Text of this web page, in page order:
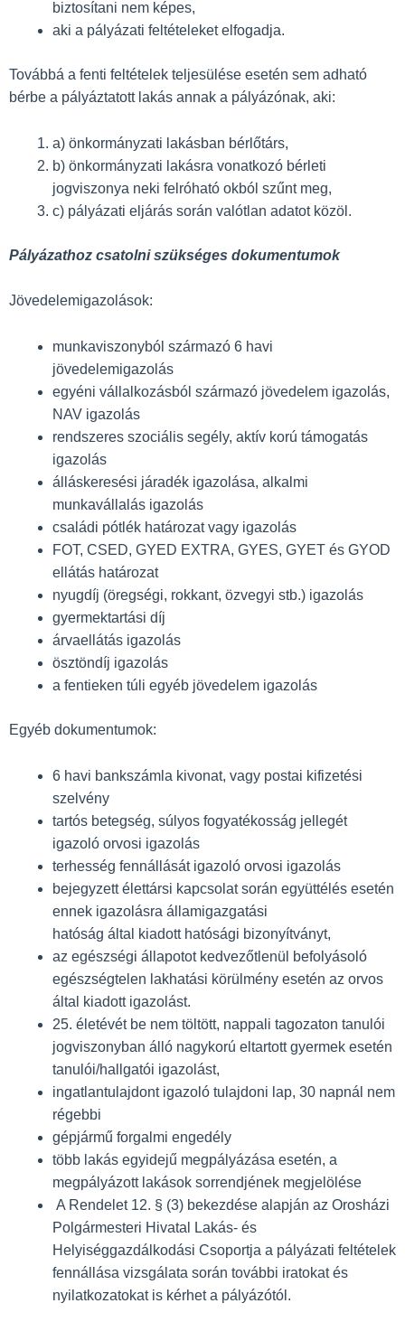
biztosítani nem képes,
aki a pályázati feltételeket elfogadja.
Továbbá a fenti feltételek teljesülése esetén sem adható
bérbe a pályáztatott lakás annak a pályázónak, aki:
a) önkormányzati lakásban bérlőtárs,
b) önkormányzati lakásra vonatkozó bérleti
jogviszonya neki felróható okból szűnt meg,
c) pályázati eljárás során valótlan adatot közöl.
Pályázathoz csatolni szükséges dokumentumok
Jövedelemigazolások:
munkaviszonyból származó 6 havi
jövedelemigazolás
egyéni vállalkozásból származó jövedelem igazolás,
NAV igazolás
rendszeres szociális segély, aktív korú támogatás
igazolás
álláskeresési járadék igazolása, alkalmi
munkavállalás igazolás
családi pótlék határozat vagy igazolás
FOT, CSED, GYED EXTRA, GYES, GYET és GYOD
ellátás határozat
nyugdíj (öregségi, rokkant, özvegyi stb.) igazolás
gyermektartási díj
árvaellátás igazolás
ösztöndíj igazolás
a fentieken túli egyéb jövedelem igazolás
Egyéb dokumentumok:
6 havi bankszámla kivonat, vagy postai kifizetési
szelvény
tartós betegség, súlyos fogyatékosság jellegét
igazoló orvosi igazolás
terhesség fennállását igazoló orvosi igazolás
bejegyzett élettársi kapcsolat során együttélés esetén
ennek igazolásra államigazgatási
hatóság által kiadott hatósági bizonyítványt,
az egészségi állapotot kedvezőtlenül befolyásoló
egészségtelen lakhatási körülmény esetén az orvos
által kiadott igazolást.
25. életévét be nem töltött, nappali tagozaton tanulói
jogviszonyban álló nagykorú eltartott gyermek esetén
tanulói/hallgatói igazolást,
ingatlantulajdont igazoló tulajdoni lap, 30 napnál nem
régebbi
gépjármű forgalmi engedély
több lakás egyidejű megpályázása esetén, a
megpályázott lakások sorrendjének megjelölése
A Rendelet 12. § (3) bekezdése alapján az Orosházi
Polgármesteri Hivatal Lakás- és
Helyiséggazdálkodási Csoportja a pályázati feltételek
fennállása vizsgálata során további iratokat és
nyilatkozatokat is kérhet a pályázótól.